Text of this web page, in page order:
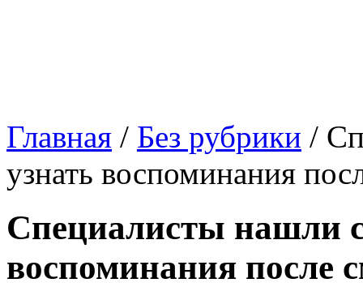
Главная / Без рубрики /
узнать воспоминания
Специалисты нашли
воспоминания после